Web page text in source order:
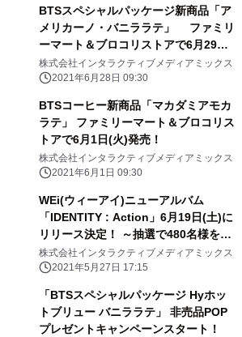
BTSスペシャルパッケージ新商品「ア
メリカーノ・バニララテ」 ファミリ
ーマート＆ブロコリストアで6月29日
(火)発売！
株式会社インタラクティブメディアミックス
2021年6月28日 09:30
BTSコーヒー新商品「マカダミアモカ
ラテ」 ファミリーマート＆ブロコリス
トアで6月1日(火)発売！
株式会社インタラクティブメディアミックス
2021年6月1日 09:30
WEi(ウィーアイ)ニューアルバム
「IDENTITY : Action」6月19日(土)に
リリース決定！ ～抽選で480名様をオ
ンラインサイン会にご招待！～
株式会社インタラクティブメディアミックス
2021年5月27日 17:15
「BTSスペシャルパッケージ Hyホッ
トブリュー バニララテ」 非売品POP
プレゼントキャンペーンスタート！